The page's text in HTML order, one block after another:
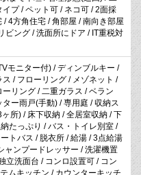
イプ / ペット可 / ネコ可 / 2面採
/ 4方角住宅 / 角部屋 / 南向き部屋
ビング / 洗面所にドア / IT重税対
モニター付) / ディンブルキー /
/ フローリング / メゾネット /
リング / 二重ガラス / ベラン
ー雨戸(手動) / 専用庭 / 収納ス
所) / 床下収納 / 全居室収納 / 下
たっぷり / バス・トイレ別室 /
トバス / 脱衣所 / 給湯 / 3点給湯
ャンプードレッサー / 洗濯機置
立洗面台 / コンロ設置可 / コン
ムキッチン / カウンターキッチ